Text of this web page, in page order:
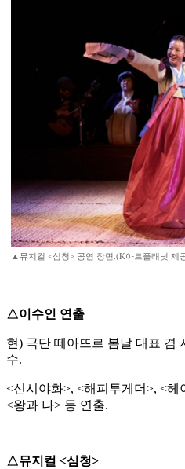
▲뮤지컬 <심청> 공연 장면.(K아트플래닛 제
△이수인 연출
현) 극단 떼아뜨르 봄날 대표 겸
수.
<신시야화>, <해피투게더>, <헤
<왕과 나> 등 연출.
△뮤지컬 <심청>